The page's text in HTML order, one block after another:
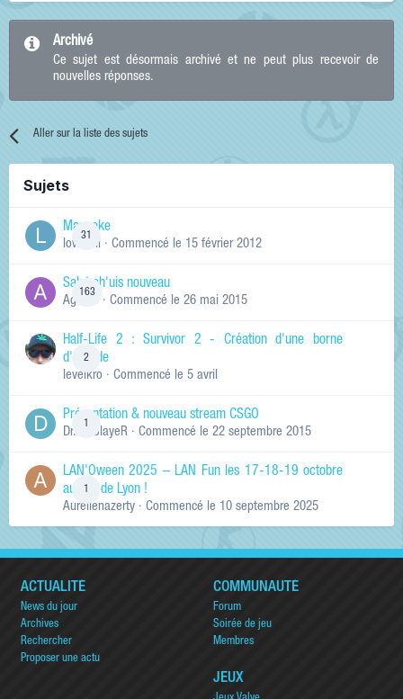
Archivé
Ce sujet est désormais archivé et ne peut plus recevoir de
nouvelles réponses.
Aller sur la liste des sujets
Sujets
31
Manneke
lowskill · Commencé le 15 février 2012
163
Salut ch'uis nouveau
Ag0Nie · Commencé le 26 mai 2015
2
Half-Life 2 : Survivor 2 - Création d'une borne
d'arcade
levelkro · Commencé le 5 avril
Présentation & nouveau stream CSGO
Dr.KinSlayeR · Commencé le 22 septembre 2015
LAN'Oween 2025 – LAN Fun les 17-18-19 octobre
au sud de Lyon !
Aurelienazerty · Commencé le 10 septembre 2025
ACTUALITÉ
News du jour
Archives
Rechercher
Proposer une actu
COMMUNAUTÉ
Forum
Soirée de jeu
Membres
JEUX